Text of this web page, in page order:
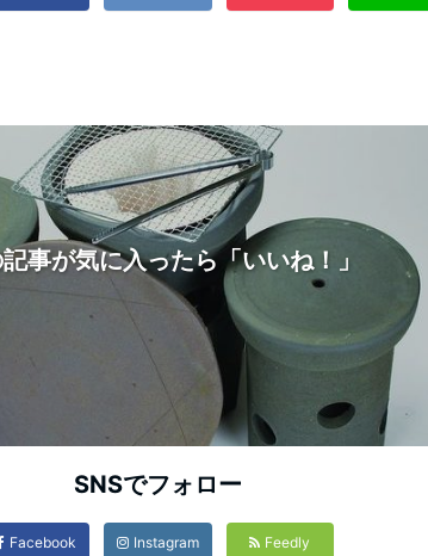
事が気に入ったら「いいね！」
SNSでフォロー
Facebook Instagram Feedly